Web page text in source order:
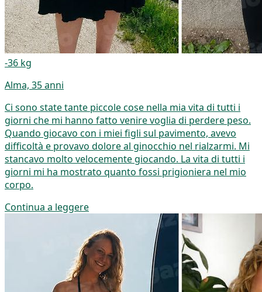
-36 kg
Alma, 35 anni
Ci sono state tante piccole cose nella mia vita di tutti i
giorni che mi hanno fatto venire voglia di perdere peso.
Quando giocavo con i miei figli sul pavimento, avevo
difficoltà e provavo dolore al ginocchio nel rialzarmi. Mi
stancavo molto velocemente giocando. La vita di tutti i
giorni mi ha mostrato quanto fossi prigioniera nel mio
corpo.
Continua a leggere